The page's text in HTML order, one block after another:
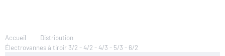
Accueil
Distribution
Électrovannes à tiroir 3/2 - 4/2 - 4/3 - 5/3 - 6/2